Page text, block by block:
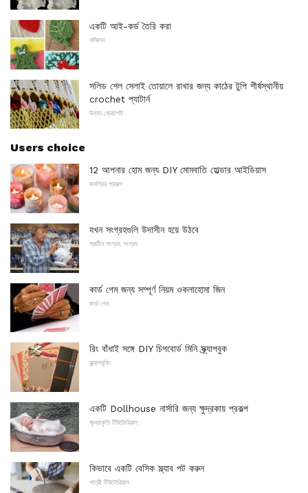
একটি আই-কর্ড তৈরি করা
সম্মিলন
সলিড শেল সেলাই তোয়ালে রাখার জন্য কাঠের টুপি শীর্ষস্থানীয়
crochet প্যাটার্ন
উন্নত ক্রোশেই
Users choice
12 আপনার হোম জন্য DIY মোমবাতি হোল্ডার আইডিয়াস
জনপ্রিয় প্রকল্প
যখন সংগ্রহগুলি উদাসীন হয়ে উঠবে
প্রাচীন সংগ্রহ সংগ্রহ
কার্ড গেম জন্য সম্পূর্ণ নিয়ম ওকলাহোমা জিন
কার্ড গেম
রিং বাঁধাই সঙ্গে DIY চিপবোর্ড মিনি স্ক্র্যাপবুক
স্ক্র্যাপবুকিং
একটি Dollhouse নার্সারি জন্য ক্ষুদ্রকায় প্রকল্প
ক্ষুদ্রাকৃতি টিউটোরিয়াল
কিভাবে একটি বেসিক স্ল্যাব পট করুন
পাত্রী টিউটোরিয়াল